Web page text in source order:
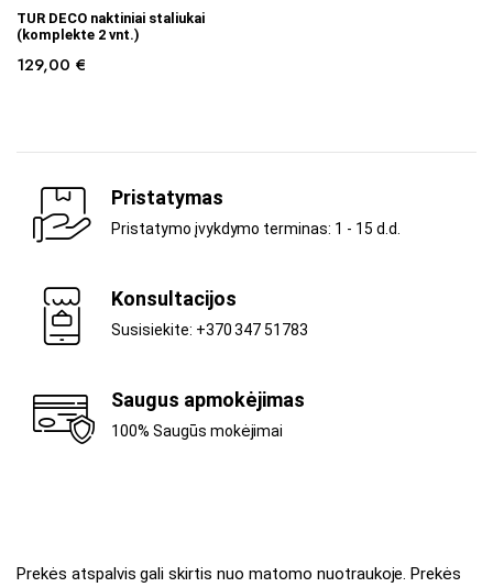
TUR DECO naktiniai staliukai
(komplekte 2 vnt.)
129,00 €
Pristatymas
Pristatymo įvykdymo terminas: 1 - 15 d.d.
Konsultacijos
Susisiekite: +370 347 51783
Saugus apmokėjimas
100% Saugūs mokėjimai
Prekės atspalvis gali skirtis nuo matomo nuotraukoje. Prekės